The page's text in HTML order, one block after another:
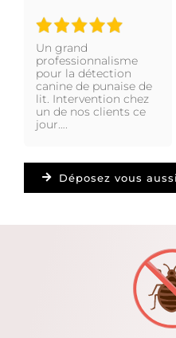
Un grand
professionnalisme
pour la détection
canine de punaise de
lit. Intervention chez
un de nos clients ce
jour….
Déposez vous